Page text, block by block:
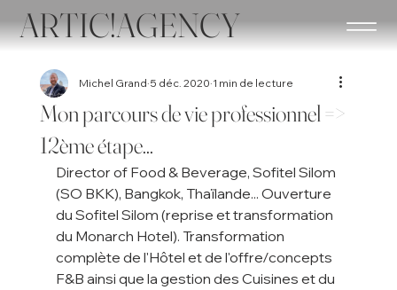
ARTIC!AGENCY
Mon parcours de vie professionnel =>
12ème étape...
Michel Grand 5 déc. 2020 1 min de lecture
Director of Food & Beverage, Sofitel Silom
(SO BKK), Bangkok, Thaïlande... Ouverture
du Sofitel Silom (reprise et transformation
du Monarch Hotel). Transformation
complète de l'Hôtel et de l'offre/concepts
F&B ainsi que la gestion des Cuisines et du